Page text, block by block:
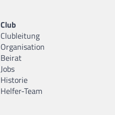
Club
Clubleitung
Organisation
Beirat
Jobs
Historie
Helfer-Team